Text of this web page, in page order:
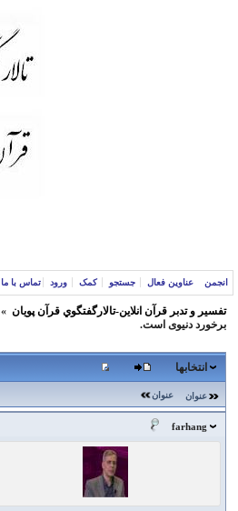
انجمن عناوین فعال جستجو کمک ورود تماس با ما
تفسير و‌ تدبر قرآن انلاين-تالارگفتگوي قرآن پویان »
برخورد دنیوی است.
انتخابها
عنوان عنوان
farhang